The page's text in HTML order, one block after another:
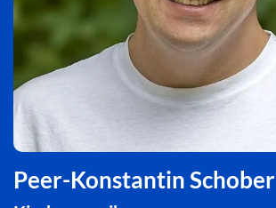
Peer-Konstantin Schober